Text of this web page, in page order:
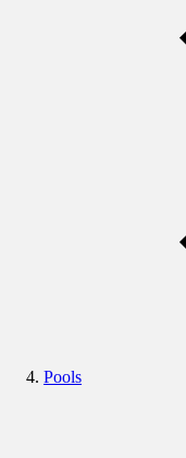
Pools